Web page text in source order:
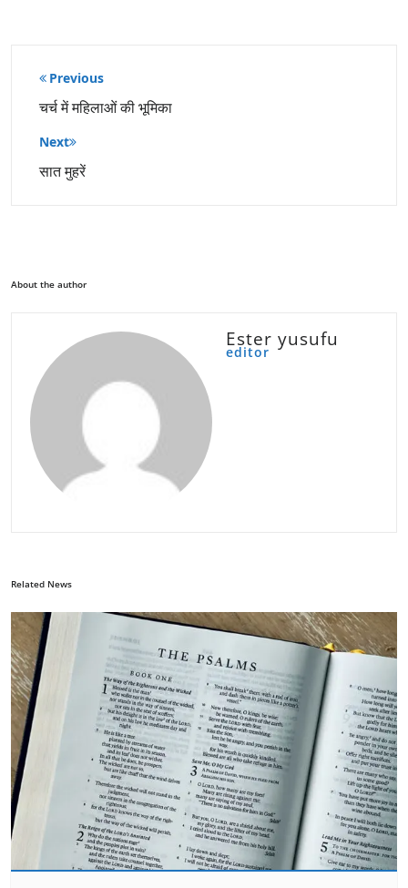
पोस्ट
नेविगेशन
Previous
चर्च में महिलाओं की भूमिका
Next
सात मुहरें
About the author
Ester yusufu
editor
Related News